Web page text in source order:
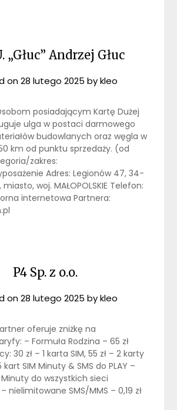
„Głuc” Andrzej Głuc
on28 lutego 2025 bykleo
posiadającym Kartę Dużej
ulga w postaci darmowego
budowlanych oraz węgla w
km od punktu sprzedaży. (od
zakres:
Adres: Legionów 47, 34-
woj. MAŁOPOLSKIE Telefon:
internetowa Partnera:
P4 Sp. z o.o.
on28 lutego 2025 bykleo
oferuje zniżkę na
– Formuła Rodzina – 65 zł
30 zł – 1 karta SIM, 55 zł – 2 karty
kart SIM Minuty & SMS do PLAY –
do wszystkich sieci
nielimitowane SMS/MMS – 0,19 zł